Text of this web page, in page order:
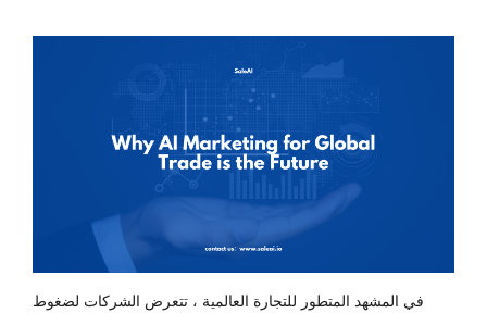
في المشهد المتطور للتجارة العالمية ، تتعرض الشركات لضغوط